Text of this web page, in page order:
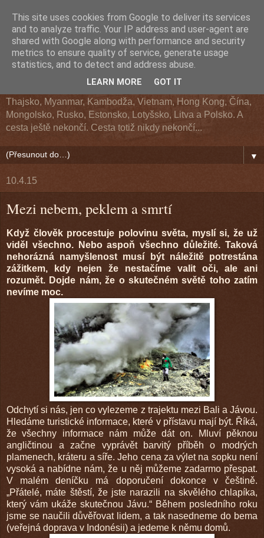
Z cesty kolem světa
Cestopis z cesty kolem světa. Navštívené země: Argentina,
Thajsko, Myanmar, Kambodža, Vietnam, Hong Kong, Čína,
Mongolsko, Rusko, Estonsko, Lotyšsko, Litva a Polsko. A
cesta ještě nekončí. Cesta totiž nikdy nekončí...
▼
10.4.15
Mezi nebem, peklem a smrtí
Když člověk procestuje polovinu světa, myslí si, že už
viděl všechno. Nebo aspoň všechno důležité. Taková
nehorázná namyšlenost musí být náležitě potrestána
zážitkem, kdy nejen že nestačíme valit oči, ale ani
rozumět. Dojde nám, že o skutečném světě toho zatím
nevíme moc.
Odchytí si nás, jen co vylezeme z trajektu mezi Bali a Jávou.
Hledáme turistické informace, které v přístavu mají být. Říká,
že všechny informace nám může dát on. Mluví pěknou
angličtinou a začne vyprávět barvitý příběh o modrých
plamenech, kráteru a síře. Jeho cena za výlet na sopku není
vysoká a nabídne nám, že u něj můžeme zadarmo přespat.
V malém deníčku má doporučení dokonce v češtině.
„Přátelé, máte štěstí, že jste narazili na skvělého chlapíka,
který vám ukáže skutečnou Jávu.“ Během posledního roku
jsme se naučili důvěřovat lidem, a tak nasedneme do bema
(veřejná doprava v Indonésii) a jedeme k němu domů.
This site uses cookies from Google to deliver its services
and to analyze traffic. Your IP address and user-agent are
shared with Google along with performance and security
metrics to ensure quality of service, generate usage
statistics, and to detect and address abuse.
LEARN MORE GOT IT